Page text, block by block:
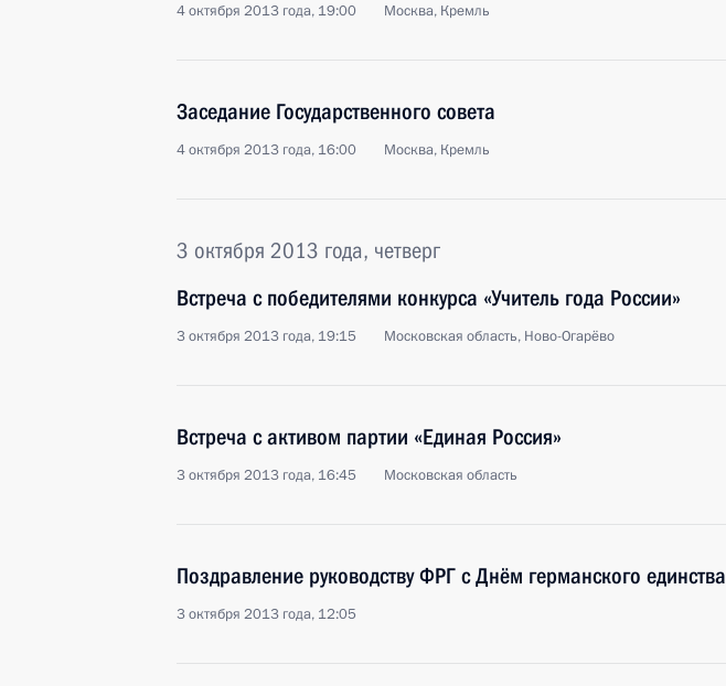
4 октября 2013 года, 19:00 Москва, Кремль
Заседание Государственного совета
4 октября 2013 года, 16:00 Москва, Кремль
3 октября 2013 года, четверг
Встреча с победителями конкурса «Учитель года России»
3 октября 2013 года, 19:15 Московская область, Ново-Огарёво
Встреча с активом партии «Единая Россия»
3 октября 2013 года, 16:45 Московская область
Поздравление руководству ФРГ с Днём германского единства
3 октября 2013 года, 12:05